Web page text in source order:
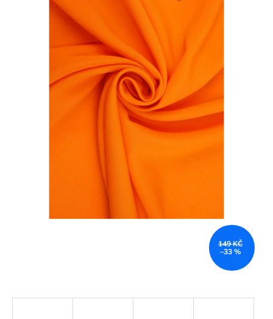
149 KČ
–33 %